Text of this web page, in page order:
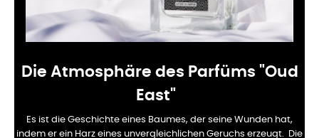
Die Atmosphäre des Parfüms "Oud
East"
Es ist die Geschichte eines Baumes, der seine Wunden hat,
indem er ein Harz eines unvergleichlichen Geruchs erzeugt.
Die